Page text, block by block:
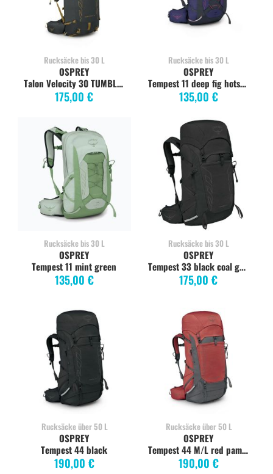
Rucksäcke bis 30 L
Talon Velocity 30 TUMBLEWEED L-XL
175,00 €
OSPREY
Rucksäcke bis 30 L
Tempest 11 deep fig hotspot pink
135,00 €
OSPREY
Rucksäcke bis 30 L
Tempest 11 mint green
135,00 €
OSPREY
Rucksäcke bis 30 L
Tempest 33 black coal grey
175,00 €
OSPREY
Rucksäcke über 50 L
Tempest 44 black
190,00 €
OSPREY
Rucksäcke über 50 L
Tempest 44 M/L red pampas
190,00 €
OSPREY